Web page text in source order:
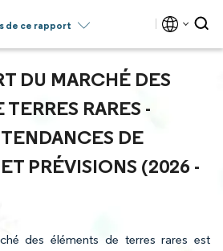
de ce rapport
DU MARCHÉ DES
RARES -
DE
PRÉVISIONS (2026 -
des éléments de terres rares est